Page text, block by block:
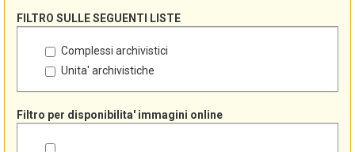
FILTRO SULLE SEGUENTI LISTE
Complessi archivistici
Unita' archivistiche
Filtro per disponibilita' immagini online